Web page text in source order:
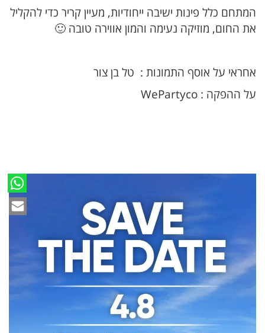
המתחם כלל פינות ישיבה ייחודיות, מעיין קריר כדי להקליל
את החום, מוזיקה נעימה והמון אווירה טובה 🙂
אחראי על אוסף התמונות : טל בן צור
על ההפקה : WePartyco